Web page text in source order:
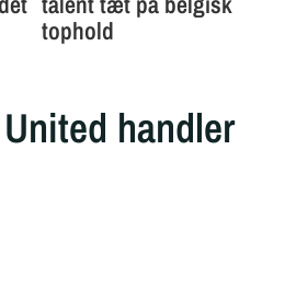
handler